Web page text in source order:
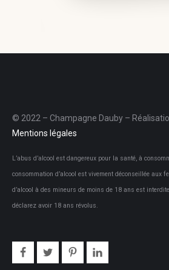
© 2022 – Champagne Dauby –
Mentions légales
L’abus d’alcool est dangereux pour la santé, à
consommation d’alcool est vivement déconseillée aux
d’alcool à des mineurs de moins de 18 ans est
déclarez avoir 18 ans révolus.